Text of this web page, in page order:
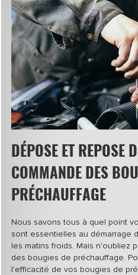
DÉPOSE ET REPOSE
COMMANDE DES
PRÉCHAUFFAGE
Nous savons tous à quel point
sont essentielles au démarrage
les matins froids. Mais n'oubliez
des bougies de préchauffage.
l'efficacité de vos bougies de